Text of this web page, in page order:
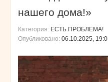
нашего дома!»
Категория: ЕСТЬ ПРОБЛЕМА!
Опубликовано: 06.10.2025,